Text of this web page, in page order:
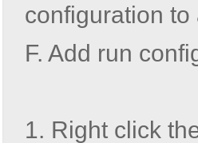
configuration
F. Add run
1. Right click